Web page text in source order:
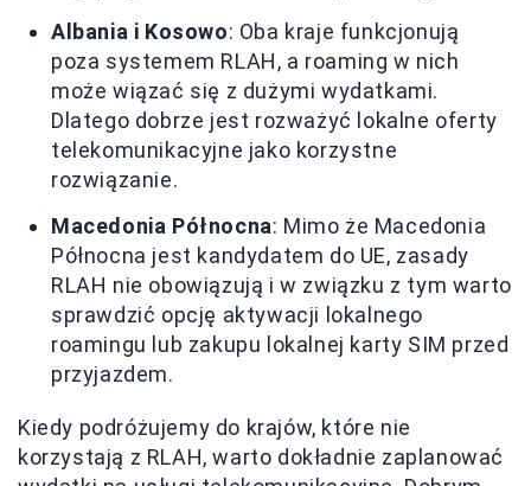
Albania i Kosowo: Oba kraje funkcjonują
poza systemem RLAH, a roaming w nich
może wiązać się z dużymi wydatkami.
Dlatego dobrze jest rozważyć lokalne oferty
telekomunikacyjne jako korzystne
rozwiązanie.
Macedonia Północna: Mimo że Macedonia
Północna jest kandydatem do UE, zasady
RLAH nie obowiązują i w związku z tym warto
sprawdzić opcję aktywacji lokalnego
roamingu lub zakupu lokalnej karty SIM przed
przyjazdem.
Kiedy podróżujemy do krajów, które nie
korzystają z RLAH, warto dokładnie zaplanować